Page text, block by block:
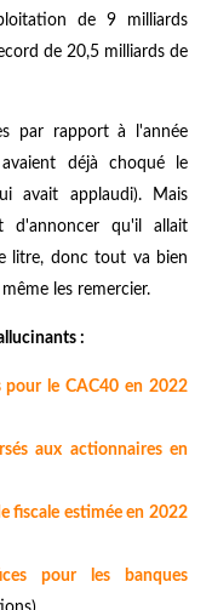
de 9 milliards
de 20,5 milliards de
par rapport à l'année
déjà choqué le
avait applaudi). Mais
d'annoncer qu'il allait
litre, donc tout va bien
les remercier.
:
pour le CAC40 en 2022
aux actionnaires en
fiscale estimée en 2022
pour les banques